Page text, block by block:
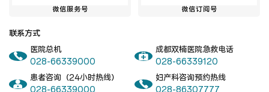
意见建议 特殊人群服务
微信服务号 微信订阅号
联系方式
医院总机
028-66339000
成都双楠医院急救电话
028-66339120
患者咨询（24小时热线）
妇产科咨询预约热线